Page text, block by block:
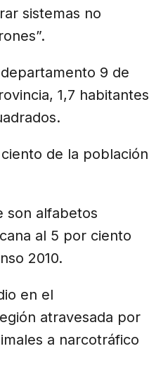
sistemas no
9 de
1,7 habitantes
de la población
son alfabetos
al 5 por ciento
2010.
en el
atravesada por
a narcotráfico